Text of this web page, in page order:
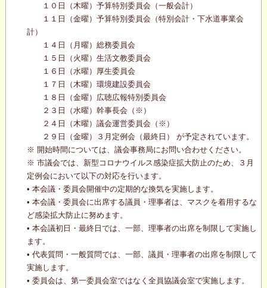
１０日（木曜）予算特別委員会（一般会計）
１１日（金曜）予算特別委員会（特別会計・下水道事業会
計）
１４日（月曜）総務委員会
１５日（火曜）生活文教委員会
１６日（水曜）厚生委員会
１７日（木曜）環境建設委員会
１８日（金曜）広聴広報特別委員会
２３日（水曜）幹事長会（※）
２４日（木曜）議会運営委員会（※）
２９日（金曜）３月定例会（最終日） が予定されています。
※ 開始時間については、議会事務局にお問い合わせください。
※ 市議会では、新型コロナウイルス感染症拡大防止のため、３月
定例会において以下の対応を行います。
• 本会議・委員会開催中の定期的な換気を実施します。
• 本会議・委員会に出席する議員・理事者は、マスクを着用するな
ど感染拡大防止に努めます。
• 本会議初日・最終日では、一部、理事者の出席を制限して実施し
ます。
• 代表質問・一般質問では、一部、議員・理事者の出席を制限して
実施します。
• 委員会は、第一委員会室ではなく全員協議会室で実施します。